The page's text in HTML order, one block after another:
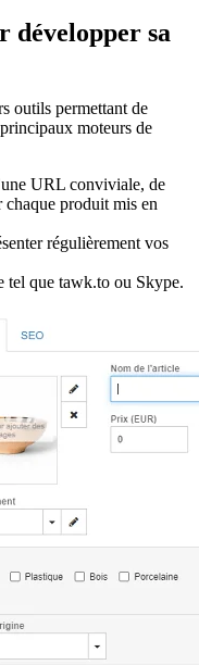
développer sa
outils permettant de
moteurs de
URL conviviale, de
chaque produit mis en
régulièrement vos
tel que tawk.to ou Skype.